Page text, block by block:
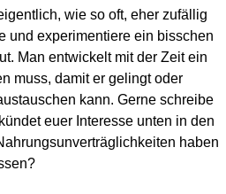
wie so oft, eher zufällig
und experimentiere ein bisschen
Man entwickelt mit der Zeit ein
muss, damit er gelingt oder
kann. Gerne schreibe
euer Interesse unten in den
haben